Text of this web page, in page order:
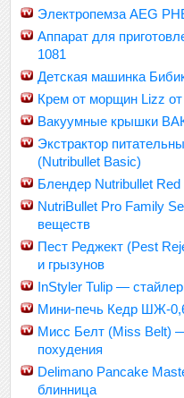
Электропемза AEG
Аппарат для
1081
Детская машинка
Крем от морщин Lizz от
Вакуумные крышки
Экстрактор
(Nutribullet Basic)
Блендер Nutribullet Red
NutriBullet Pro Family
веществ
Пест Реджект (Pest
и грызунов
InStyler Tulip —
Мини-печь Кедр ШЖ-
Мисс Белт (Miss Belt)
похудения
Delimano Pancake
блинница